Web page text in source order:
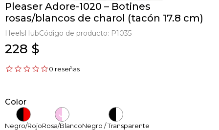
Pleaser Adore-1020 – Botines
rosas/blancos de charol (tacón 17.8 cm)
HeelsHubCódigo de producto: P1035
228 $
0 reseñas
Color
Negro/RojoRosa/BlancoNegro / Transparente